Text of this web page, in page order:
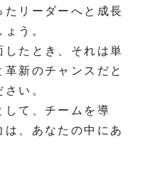
たリーダーへと成長
う。
たとき、それは単
新のチャンスだと
い。
して、チームを導
は、あなたの中にあ